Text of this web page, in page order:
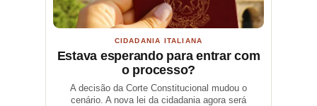
CIDADANIA ITALIANA
Estava esperando para entrar com
o processo?
A decisão da Corte Constitucional mudou o
cenário. A nova lei da cidadania agora será